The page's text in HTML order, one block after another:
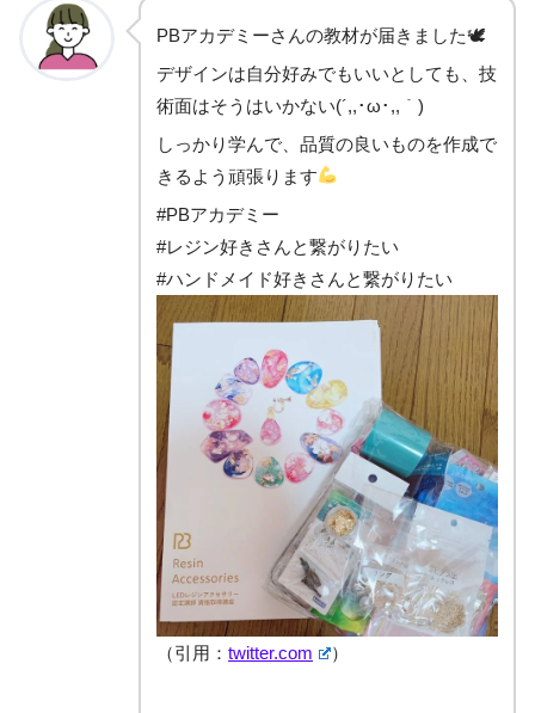
PBアカデミーさんの教材が届きました🕊
デザインは自分好みでもいいとしても、技
術面はそうはいかない(´,,･ω･,,｀)
しっかり学んで、品質の良いものを作成で
きるよう頑張ります
#PBアカデミー
#レジン好きさんと繋がりたい
#ハンドメイド好きさんと繋がりたい
（引用： twitter.com ）